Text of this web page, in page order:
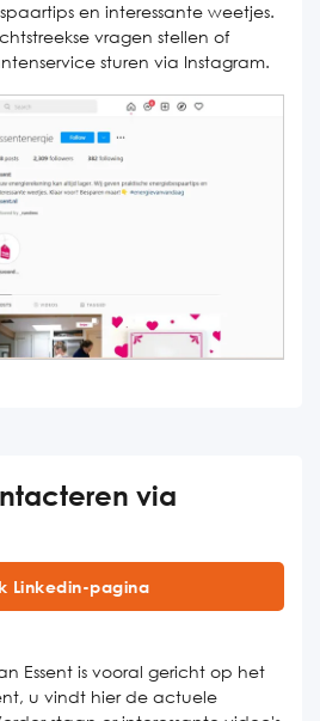
en interessante weetjes.
vragen stellen of
sturen via Instagram.
via
Linkedin-pagina
Essent is vooral gericht op het
u vindt hier de actuele